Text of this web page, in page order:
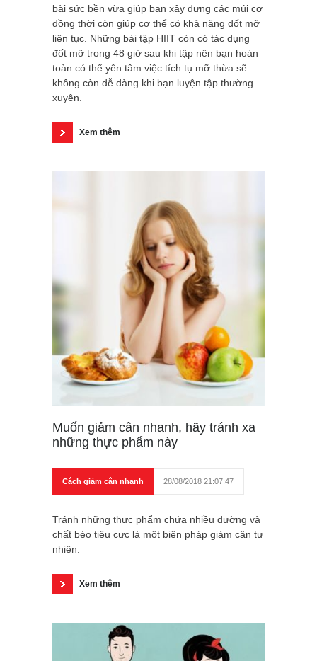
bài sức bền vừa giúp bạn xây dựng các múi cơ
đồng thời còn giúp cơ thể có khả năng đốt mỡ
liên tục. Những bài tập HIIT còn có tác dụng
đốt mỡ trong 48 giờ sau khi tập nên bạn hoàn
toàn có thể yên tâm việc tích tụ mỡ thừa sẽ
không còn dễ dàng khi bạn luyện tập thường
xuyên.
Xem thêm
Muốn giảm cân nhanh, hãy tránh xa
những thực phẩm này
Cách giảm cân nhanh 28/08/2018 21:07:47
Tránh những thực phẩm chứa nhiều đường và
chất béo tiêu cực là một biện pháp giảm cân tự
nhiên.
Xem thêm